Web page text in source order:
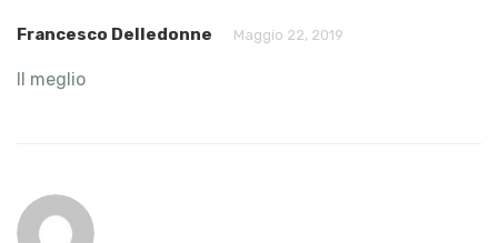
Francesco Delledonne Maggio 22, 2019
Il meglio